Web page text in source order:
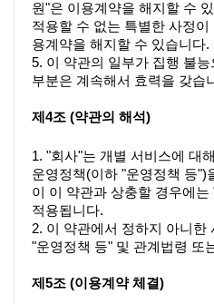
원"은 이용계약을 해지할 수
적용할 수 없는 특별한 사정이
용계약을 해지할 수 있습니다.
5. 이 약관의 일부가 집행 불
부분은 계속해서 효력을 갖습
제4조 (약관의 해석)
1. "회사"는 개별 서비스에 대
운영정책(이하 "운영정책 등")
이 이 약관과 상충할 경우에
적용됩니다.
2. 이 약관에서 정하지 아니한
"운영정책 등" 및 관계법령 또
제5조 (이용계약 체결)